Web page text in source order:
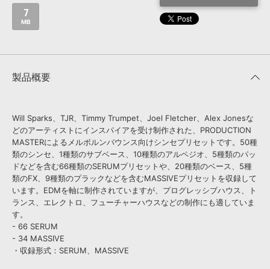
SLS
7
MB
製品概要
Will Sparks、TJR、Timmy Trumpet、Joel Fletcher、Alex Jonesな
どのアーティストにインスパイアを受け制作された、PRODUCTION
MASTERによるメルボルンバウンス向けシンセプリセットです。50種
類のシンセ、1種類のサブベース、10種類のアルペジオ、5種類のパッ
ドなどを含む66種類のSERUMプリセットや、20種類のベース、5種
類のFX、9種類のプラックなどを含むMASSIVEプリセットを収録して
います。EDMを軸に制作されていますが、プログレッシブハウス、ト
ランス、エレクトロ、フューチャーハウスなどの制作にも適していま
す。
- 66 SERUM
- 34 MASSIVE
・収録形式：SERUM、MASSIVE